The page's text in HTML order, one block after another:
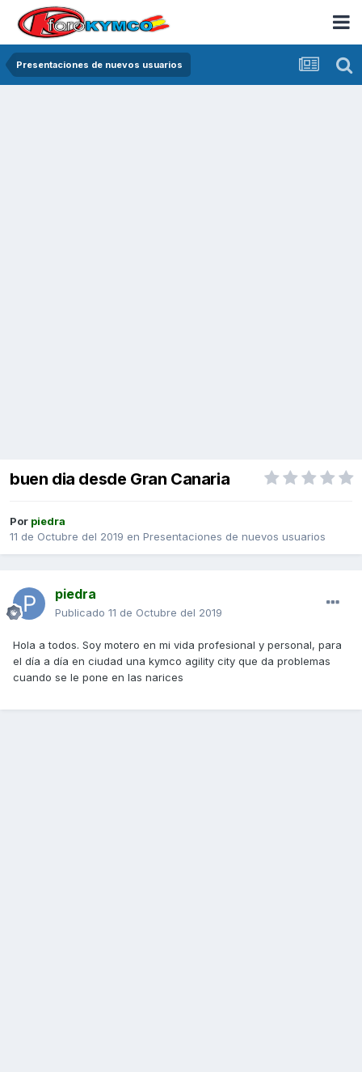
Presentaciones de nuevos usuarios
buen dia desde Gran Canaria
Por piedra
11 de Octubre del 2019 en Presentaciones de nuevos usuarios
piedra
Publicado 11 de Octubre del 2019
Hola a todos. Soy motero en mi vida profesional y personal, para
el día a día en ciudad una kymco agility city que da problemas
cuando se le pone en las narices